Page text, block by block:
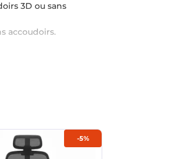
3D ou sans
accoudoirs.
-5%